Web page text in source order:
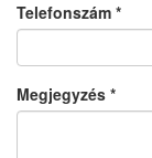
Telefonszám *
Megjegyzés *